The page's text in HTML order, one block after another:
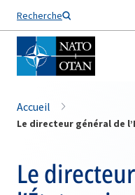
Recherche
Nom de famille*
Accueil
Le